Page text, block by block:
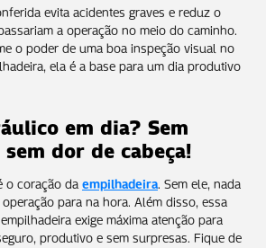
evita acidentes graves e reduz o
a operação no meio do caminho.
o poder de uma boa inspeção visual no
ela é a base para um dia produtivo
em dia? Sem
dor de cabeça!
o coração daempilhadeira. Sem ele, nada
para na hora. Além disso, essa
exige máxima atenção para
produtivo e sem surpresas. Fique de